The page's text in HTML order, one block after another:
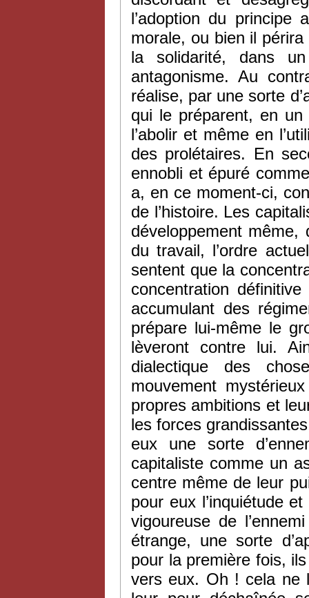
l’adoption du principe
morale, ou bien il périra
la solidarité, dans
antagonisme. Au
réalise, par une sorte
qui le préparent, en
l’abolir et même en
des prolétaires. En
ennobli et épuré
a, en ce moment-ci,
de l’histoire. Les
développement
du travail, l’ordre
sentent que la
concentration
accumulant des
prépare lui-même le
lèveront contre lui.
dialectique des
mouvement
propres ambitions et
les forces
eux une sorte
capitaliste comme un
centre même de leur
pour eux l’inquiétude
vigoureuse de
étrange, une sorte
pour la première fois,
vers eux. Oh ! cela ne